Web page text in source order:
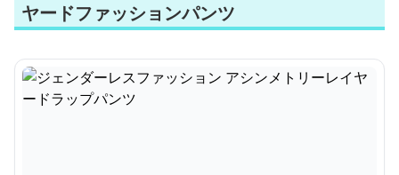
ヤードファッションパンツ